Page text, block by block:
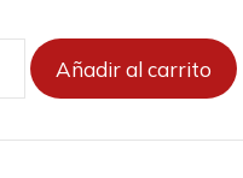
Añadir al carrito